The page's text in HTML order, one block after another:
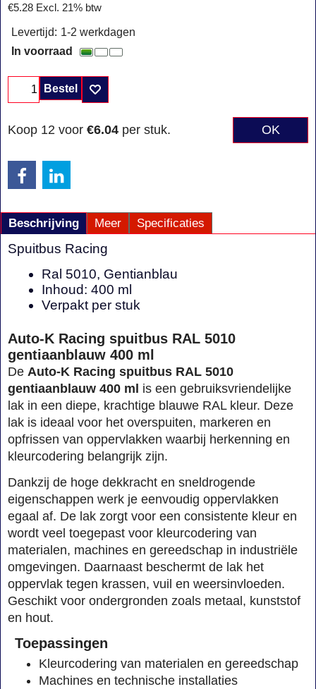
€5.28 Excl. 21% btw
Levertijd: 1-2 werkdagen
In voorraad
Bestel
Koop 12 voor €6.04 per stuk. OK
Beschrijving Meer Specificaties
Spuitbus Racing
Ral 5010, Gentianblau
Inhoud: 400 ml
Verpakt per stuk
Auto-K Racing spuitbus RAL 5010
gentiaanblauw 400 ml
De Auto-K Racing spuitbus RAL 5010
gentiaanblauw 400 ml is een gebruiksvriendelijke
lak in een diepe, krachtige blauwe RAL kleur. Deze
lak is ideaal voor het overspuiten, markeren en
opfrissen van oppervlakken waarbij herkenning en
kleurcodering belangrijk zijn.
Dankzij de hoge dekkracht en sneldrogende
eigenschappen werk je eenvoudig oppervlakken
egaal af. De lak zorgt voor een consistente kleur en
wordt veel toegepast voor kleurcodering van
materialen, machines en gereedschap in industriële
omgevingen. Daarnaast beschermt de lak het
oppervlak tegen krassen, vuil en weersinvloeden.
Geschikt voor ondergronden zoals metaal, kunststof
en hout.
Toepassingen
Kleurcodering van materialen en gereedschap
Machines en technische installaties